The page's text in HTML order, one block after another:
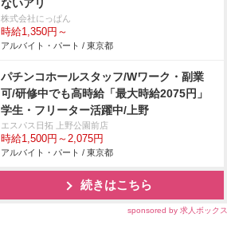
ないアリ
株式会社にっぱん
時給1,350円～
アルバイト・パート / 東京都
パチンコホールスタッフ/Wワーク・副業
可/研修中でも高時給「最大時給2075円」
学生・フリーター活躍中/上野
エスパス日拓 上野公園前店
時給1,500円～2,075円
アルバイト・パート / 東京都
続きはこちら
sponsored by 求人ボックス